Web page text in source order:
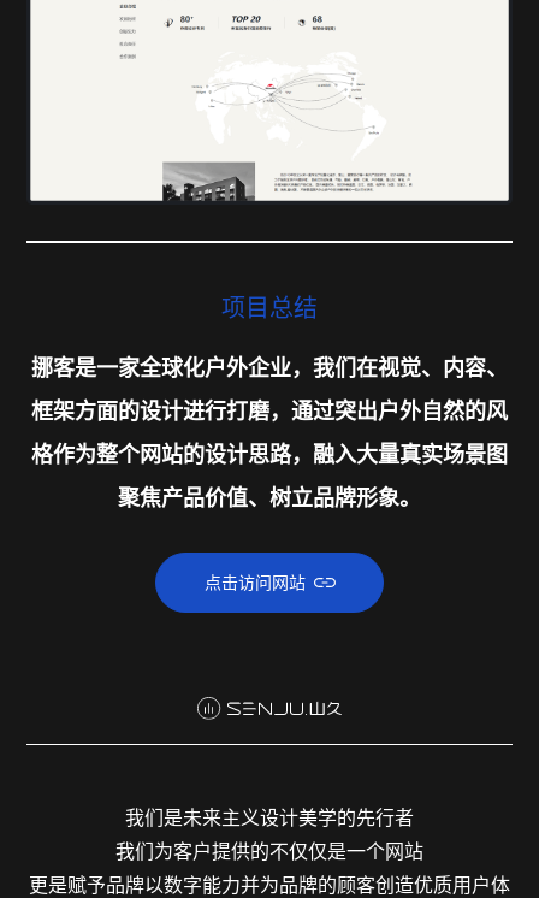
项目总结
挪客是一家全球化户外企业，我们在视觉、内容、
框架方面的设计进行打磨，通过突出户外自然的风
格作为整个网站的设计思路，融入大量真实场景图
聚焦产品价值、树立品牌形象。
点击访问网站
我们是未来主义设计美学的先行者
我们为客户提供的不仅仅是一个网站
更是赋予品牌以数字能力并为品牌的顾客创造优质用户体